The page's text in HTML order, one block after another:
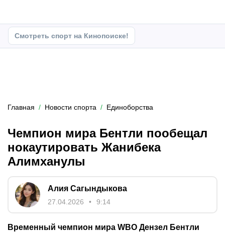
Смотреть спорт на Кинопоиске!
Главная Новости спорта Единоборства
Чемпион мира Бентли пообещал
нокаутировать Жанибека
Алимханулы
Алия Сагындыкова
27.04.2026 9:14
Временный чемпион мира WBO Дензел Бентли